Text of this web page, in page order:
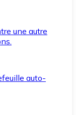
une autre
auto-